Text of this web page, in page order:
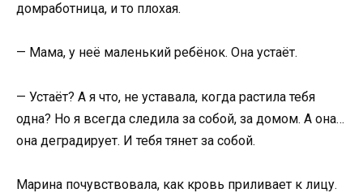
домработница, и то плохая.
— Мама, у неё маленький ребёнок. Она устаёт.
— Устаёт? А я что, не уставала, когда растила тебя
одна? Но я всегда следила за собой, за домом. А она…
она деградирует. И тебя тянет за собой.
Марина почувствовала, как кровь приливает к лицу.